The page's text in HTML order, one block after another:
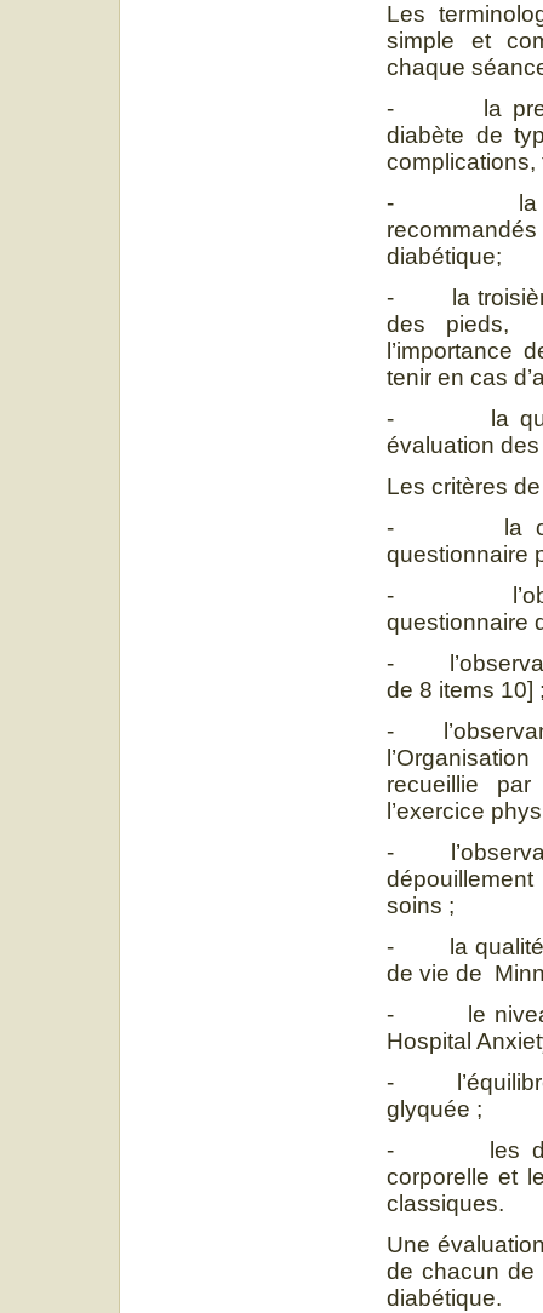
Les
simple et
chaque
- la
diabète de
complications,
- la
diabétique;
- la troisième
des pieds,
l’importance
tenir en cas
- la
évaluation
Les critères
- la
questionnaire
-
questionnaire
-
de 8 items 10]
-
recueillie
l’exercice
-
soins ;
- la qualité
de vie de
- le niveau
Hospital
- l’équilibre
glyquée ;
- les
corporelle et
classiques.
Une
de chacun de
diabétique.